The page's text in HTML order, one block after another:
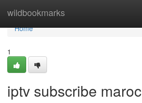
wildbookmarks
Home
Home
1
iptv subscribe maroc